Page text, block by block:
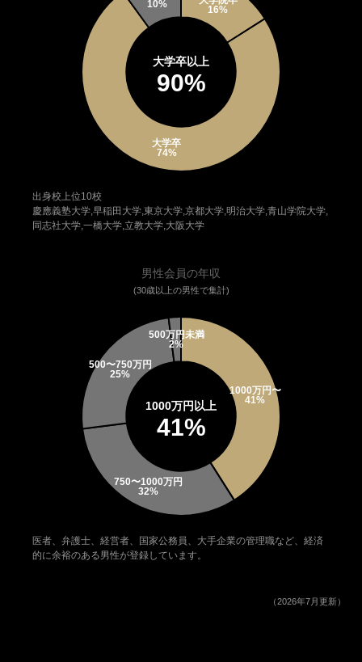
大学卒以上
90%
出身校上位10校
慶應義塾大学,早稲田大学,東京大学,京都大学,明治大学,青山学院大学,
同志社大学,一橋大学,立教大学,大阪大学
男性会員の年収
(30歳以上の男性で集計)
1000万円以上
41%
医者、弁護士、経営者、国家公務員、大手企業の管理職など、経済
的に余裕のある男性が登録しています。
（2026年7月更新）